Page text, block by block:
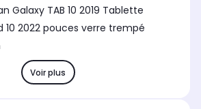
Galaxy TAB 10 2019 Tablette
pouces verre trempé
Voir plus